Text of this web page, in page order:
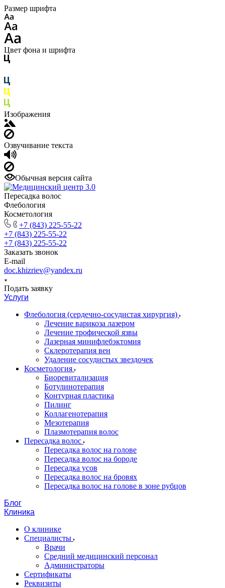
Размер шрифта
Цвет фона и шрифта
Изображения
Озвучивание текста
Обычная версия сайта
Пересадка волос
Флебология
Косметология
+7 (843) 225-55-22
+7 (843) 225-55-22
+7 (843) 225-55-22
Заказать звонок
E-mail
doc.khizriev@yandex.ru
Подать заявку
Услуги
Флебология (сердечно-сосудистая хирургия)
Лечение варикоза лазером
Лечение трофической язвы
Лазерная минифлебэктомия
Cклеротерапия вен
Удаление сосудистых звездочек
Косметология
Биоревитализация
Ботулинотерапия
Контурная пластика
Пилинг
Коллагенотерапия
Мезотерапия
Плазмотерапия волос
Пересадка волос
Пересадка волос на голове
Пересадка волос на бороде
Пересадка усов
Пересадка волос на бровях
Пересадка волос на голове в зоне рубцов
Блог
Клиника
О клинике
Специалисты
Врачи
Средний медицинский персонал
Администраторы
Сертификаты
Реквизиты